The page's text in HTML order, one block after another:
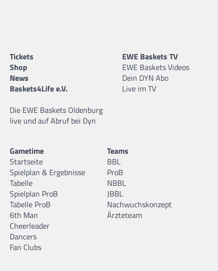
Tickets
Shop
News
Baskets4Life e.V.
Die EWE Baskets Oldenburg
live und auf Abruf bei Dyn
EWE Baskets TV
EWE Baskets Videos
Dein DYN Abo
Live im TV
Gametime
Startseite
Spielplan & Ergebnisse
Tabelle
Spielplan ProB
Tabelle ProB
6th Man
Cheerleader
Dancers
Fan Clubs
Teams
BBL
ProB
NBBL
JBBL
Nachwuchskonzept
Ärzteteam